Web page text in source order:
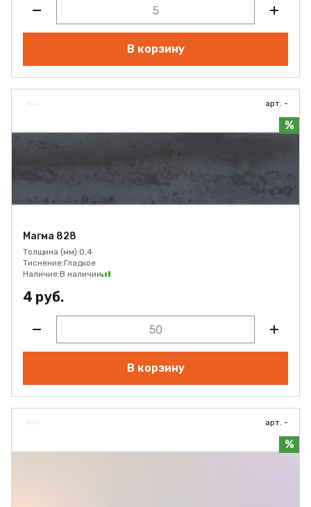
В корзину
арт. -
%
Магма 828
Толщина (мм):0,4
Тиснение:Гладкое
Наличие:В наличии
4 руб.
В корзину
арт. -
%